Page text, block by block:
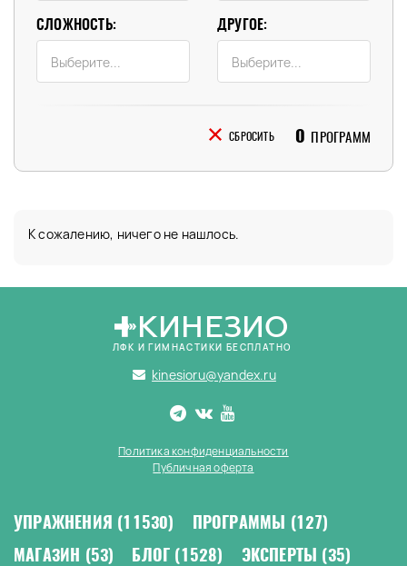
СЛОЖНОСТЬ: ДРУГОЕ:
СБРОСИТЬ 0 ПРОГРАММ
К сожалению, ничего не нашлось.
КИНЕЗИО
ЛФК И ГИМНАСТИКИ БЕСПЛАТНО
kinesioru@yandex.ru
Политика конфиденциальности
Публичная оферта
УПРАЖНЕНИЯ (11530) ПРОГРАММЫ (127)
МАГАЗИН (53) БЛОГ (1528) ЭКСПЕРТЫ (35)